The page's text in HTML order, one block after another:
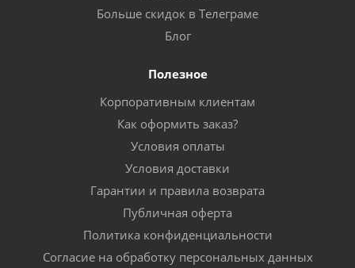
Больше скидок в Телеграме
Блог
Полезное
Корпоративным клиентам
Как оформить заказ?
Условия оплаты
Условия доставки
Гарантии и правила возврата
Публичная оферта
Политика конфиденциальности
Согласие на обработку персональных данных